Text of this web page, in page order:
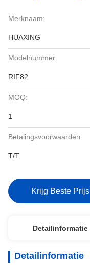
Merknaam:
HUAXING
Modelnummer:
RIF82
MOQ:
1
Betalingsvoorwaarden:
T/T
Krijg Beste Prijs
Detailinformatie
Detailinformatie